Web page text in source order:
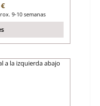
9-10 semanas